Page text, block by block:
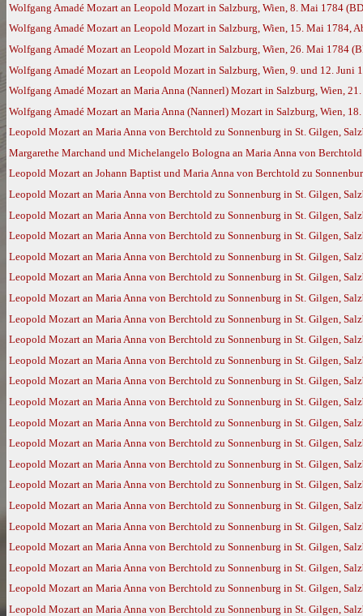
Wolfgang Amadé Mozart an Leopold Mozart in Salzburg, Wien, 8. Mai 1784
Wolfgang Amadé Mozart an Leopold Mozart in Salzburg, Wien, 15. Mai 1784,
Wolfgang Amadé Mozart an Leopold Mozart in Salzburg, Wien, 26. Mai 1784
Wolfgang Amadé Mozart an Leopold Mozart in Salzburg, Wien, 9. und 12. Juni
Wolfgang Amadé Mozart an Maria Anna (Nannerl) Mozart in Salzburg, Wien,
Wolfgang Amadé Mozart an Maria Anna (Nannerl) Mozart in Salzburg, Wien,
Leopold Mozart an Maria Anna von Berchtold zu Sonnenburg in St. Gilgen,
Margarethe Marchand und Michelangelo Bologna an Maria Anna von
Leopold Mozart an Johann Baptist und Maria Anna von Berchtold zu
Leopold Mozart an Maria Anna von Berchtold zu Sonnenburg in St. Gilgen,
Leopold Mozart an Maria Anna von Berchtold zu Sonnenburg in St. Gilgen,
Leopold Mozart an Maria Anna von Berchtold zu Sonnenburg in St. Gilgen,
Leopold Mozart an Maria Anna von Berchtold zu Sonnenburg in St. Gilgen,
Leopold Mozart an Maria Anna von Berchtold zu Sonnenburg in St. Gilgen,
Leopold Mozart an Maria Anna von Berchtold zu Sonnenburg in St. Gilgen,
Leopold Mozart an Maria Anna von Berchtold zu Sonnenburg in St. Gilgen,
Leopold Mozart an Maria Anna von Berchtold zu Sonnenburg in St. Gilgen,
Leopold Mozart an Maria Anna von Berchtold zu Sonnenburg in St. Gilgen,
Leopold Mozart an Maria Anna von Berchtold zu Sonnenburg in St. Gilgen,
Leopold Mozart an Maria Anna von Berchtold zu Sonnenburg in St. Gilgen,
Leopold Mozart an Maria Anna von Berchtold zu Sonnenburg in St. Gilgen,
Leopold Mozart an Maria Anna von Berchtold zu Sonnenburg in St. Gilgen,
Leopold Mozart an Maria Anna von Berchtold zu Sonnenburg in St. Gilgen,
Leopold Mozart an Maria Anna von Berchtold zu Sonnenburg in St. Gilgen,
Leopold Mozart an Maria Anna von Berchtold zu Sonnenburg in St. Gilgen,
Leopold Mozart an Maria Anna von Berchtold zu Sonnenburg in St. Gilgen,
Leopold Mozart an Maria Anna von Berchtold zu Sonnenburg in St. Gilgen,
Leopold Mozart an Maria Anna von Berchtold zu Sonnenburg in St. Gilgen,
Leopold Mozart an Maria Anna von Berchtold zu Sonnenburg in St. Gilgen,
Leopold Mozart an Maria Anna von Berchtold zu Sonnenburg in St. Gilgen,